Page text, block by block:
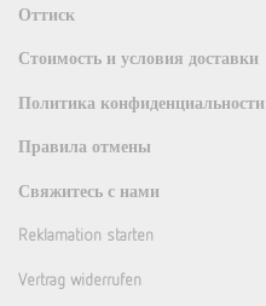
Оттиск
Стоимость и условия доставки
Политика конфиденциальности
Правила отмены
Свяжитесь с нами
Reklamation starten
Vertrag widerrufen